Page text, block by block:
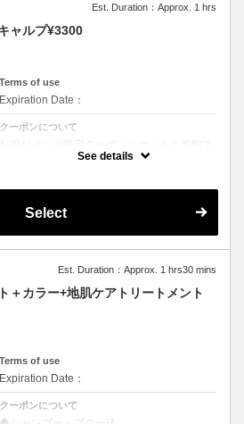
Est. Duration：Approx. 1 hrs
ャルプ¥3300
Terms of use
Expiration Date：
クーポンについて
See details
Select
Est. Duration：Approx. 1 hrs30 mins
＋カラー+地肌ケアトリートメント
Terms of use
Expiration Date：
クーポンについて